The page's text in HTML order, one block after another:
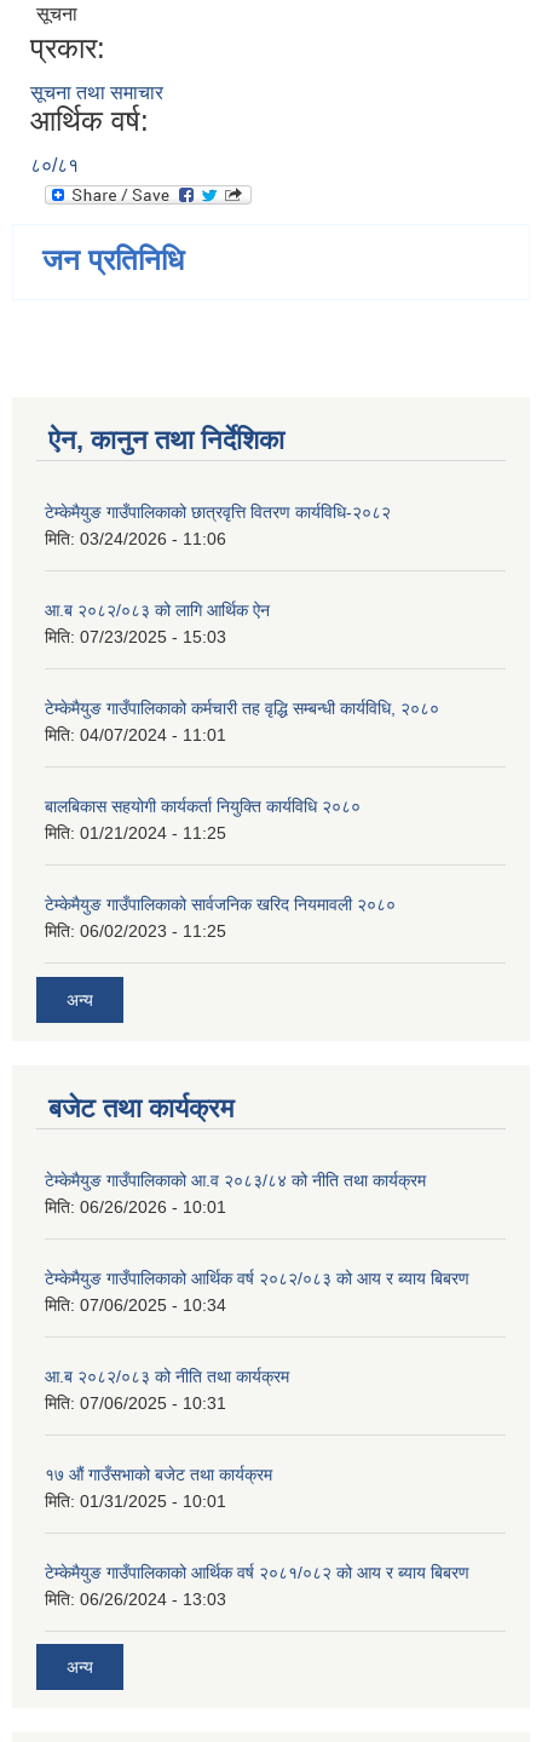
सूचना
प्रकार:
सूचना तथा समाचार
आर्थिक वर्ष:
८०/८१
जन प्रतिनिधि
ऐन, कानुन तथा निर्देशिका
टेम्केमैयुङ गाउँपालिकाको छात्रवृत्ति वितरण कार्यविधि-२०८२
मिति: 03/24/2026 - 11:06
आ.ब २०८२/०८३ को लागि आर्थिक ऐन
मिति: 07/23/2025 - 15:03
टेम्केमैयुङ गाउँपालिकाको कर्मचारी तह वृद्धि सम्बन्धी कार्यविधि, २०८०
मिति: 04/07/2024 - 11:01
बालबिकास सहयोगी कार्यकर्ता नियुक्ति कार्यविधि २०८०
मिति: 01/21/2024 - 11:25
टेम्केमैयुङ गाउँपालिकाको सार्वजनिक खरिद नियमावली २०८०
मिति: 06/02/2023 - 11:25
अन्य
बजेट तथा कार्यक्रम
टेम्केमैयुङ गाउँपालिकाको आ.व २०८३/८४ को नीति तथा कार्यक्रम
मिति: 06/26/2026 - 10:01
टेम्केमैयुङ गाउँपालिकाको आर्थिक वर्ष २०८२/०८३ को आय र ब्याय बिबरण
मिति: 07/06/2025 - 10:34
आ.ब २०८२/०८३ को नीति तथा कार्यक्रम
मिति: 07/06/2025 - 10:31
१७ औं गाउँसभाको बजेट तथा कार्यक्रम
मिति: 01/31/2025 - 10:01
टेम्केमैयुङ गाउँपालिकाको आर्थिक वर्ष २०८१/०८२ को आय र ब्याय बिबरण
मिति: 06/26/2024 - 13:03
अन्य